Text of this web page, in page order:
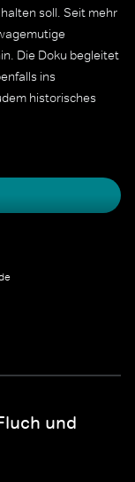
soll. Seit mehr
Die Doku begleitet
ins
historisches
und